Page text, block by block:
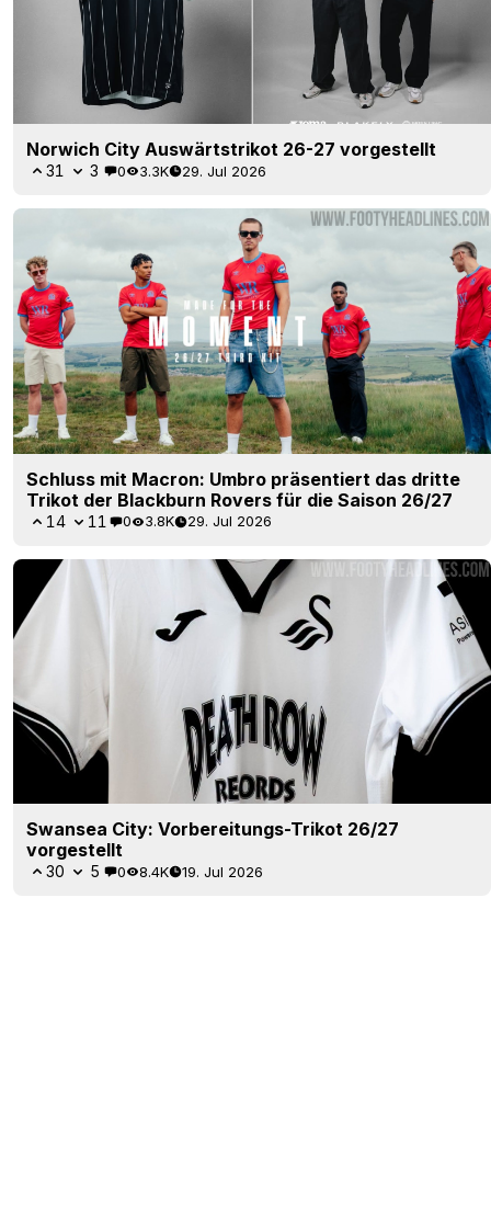
Norwich City Auswärtstrikot 26-27 vorgestellt
31 3 0 3.3K 29. Jul 2026
Schluss mit Macron: Umbro präsentiert das dritte
Trikot der Blackburn Rovers für die Saison 26/27
14 11 0 3.8K 29. Jul 2026
Swansea City: Vorbereitungs-Trikot 26/27
vorgestellt
30 5 0 8.4K 19. Jul 2026